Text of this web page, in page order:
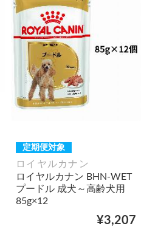
定期便対象
ロイヤルカナン
ロイヤルカナン BHN-WET
プードル 成犬～高齢犬用
85g×12
¥3,207